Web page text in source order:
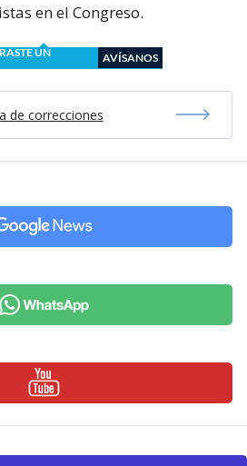
en el Congreso.
UN
AVÍSANOS
de correcciones